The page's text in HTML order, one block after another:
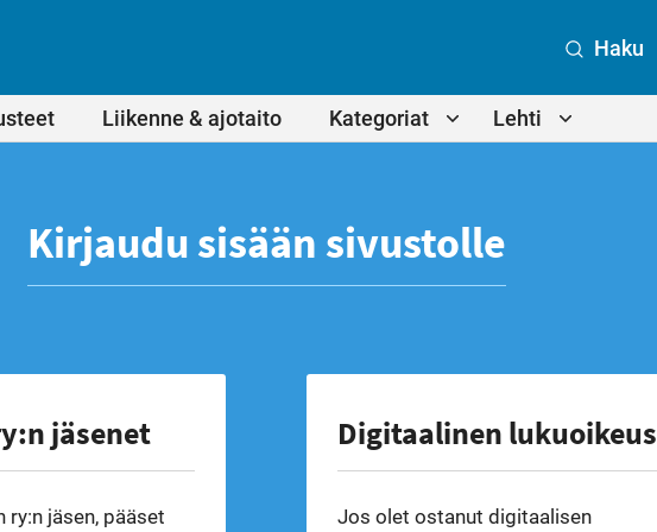
Liikenne & ajotaito Kategoriat Lehti
Haku
Kirjaudu sisään sivustolle
jäsenet
ry:n jäsen, pääset
Digitaalinen lukuoikeus
Jos olet ostanut digitaalisen